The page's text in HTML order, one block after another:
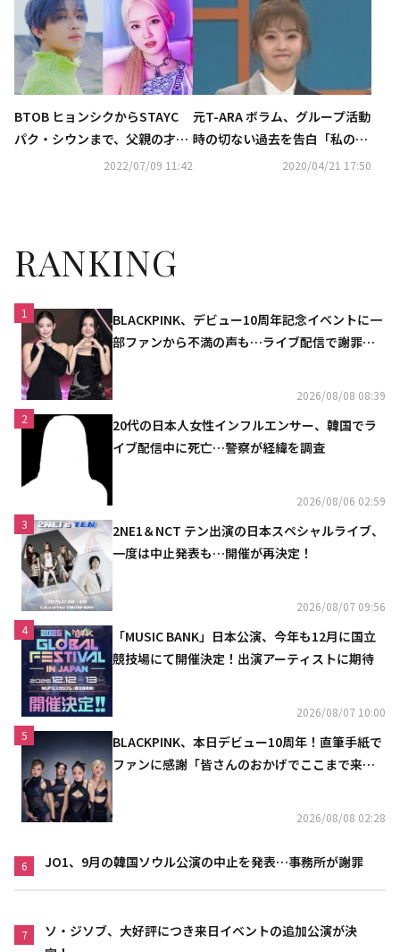
BTOB ヒョンシクからSTAYC
パク・シウンまで、父親の才能
を受け継いだ二世ミュージシャ
2022/07/09 11:42
元T-ARA ボラム、グループ活動
時の切ない過去を告白「私のパ
ートがない曲も…恥ずかしかっ
2020/04/21 17:50
RANKING
1
BLACKPINK、デビュー10周年記念イベントに一
部ファンから不満の声も…ライブ配信で謝罪
2026/08/08 08:39
2
20代の日本人女性インフルエンサー、韓国でラ
イブ配信中に死亡…警察が経緯を調査
2026/08/06 02:59
3
2NE1＆NCT テン出演の日本スペシャルライブ、
一度は中止発表も…開催が再決定！
2026/08/07 09:56
4
「MUSIC BANK」日本公演、今年も12月に国立
競技場にて開催決定！出演アーティストに期待
2026/08/07 10:00
5
BLACKPINK、本日デビュー10周年！直筆手紙で
ファンに感謝「皆さんのおかげでここまで来ら
2026/08/08 02:28
6 JO1、9月の韓国ソウル公演の中止を発表…事務所が謝罪
7
ソ・ジソブ、大好評につき来日イベントの追加公演が決